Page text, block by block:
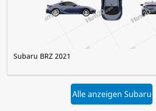
Subaru BRZ 2021
Alle anzeigen Subaru